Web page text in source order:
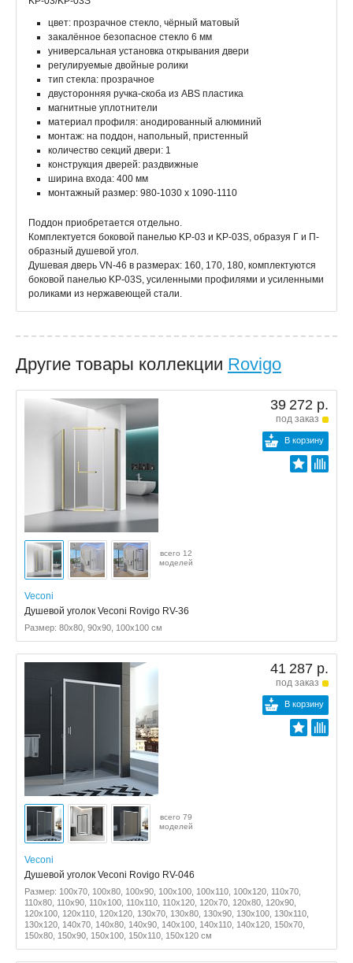
цвет: прозрачное стекло, чёрный матовый
закалённое безопасное стекло 6 мм
универсальная установка открывания двери
регулируемые двойные ролики
тип стекла: прозрачное
двусторонняя ручка-скоба из ABS пластика
магнитные уплотнители
материал профиля: анодированный алюминий
монтаж: на поддон, напольный, пристенный
количество секций двери: 1
конструкция дверей: раздвижные
ширина входа: 400 мм
монтажный размер: 980-1030 x 1090-1110
Поддон приобретается отдельно.
Комплектуется боковой панелью KP-03 и KP-03S, образуя Г и П-
образный душевой угол.
Душевая дверь VN-46 в размерах: 160, 170, 180, комплектуются
боковой панелью KP-03S, усиленными профилями и усиленными
роликами из нержавеющей стали.
Другие товары коллекции Rovigo
39 272 р.
под заказ
В корзину
всего 12
моделей
Veconi
Душевой уголок Veconi Rovigo RV-36
Размер: 80x80, 90x90, 100x100 см
41 287 р.
под заказ
В корзину
всего 79
моделей
Veconi
Душевой уголок Veconi Rovigo RV-046
Размер: 100x70, 100x80, 100x90, 100x100, 100x110, 100x120, 110x70,
110x80, 110x90, 110x100, 110x110, 110x120, 120x70, 120x80, 120x90,
120x100, 120x110, 120x120, 130x70, 130x80, 130x90, 130x100, 130x110,
130x120, 140x70, 140x80, 140x90, 140x100, 140x110, 140x120, 150x70,
150x80, 150x90, 150x100, 150x110, 150x120 см